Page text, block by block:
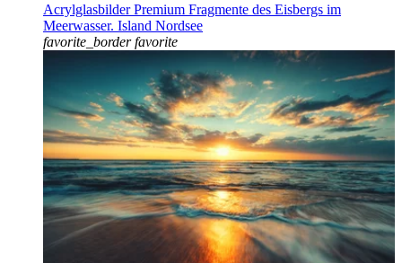
Acrylglasbilder Premium Fragmente des Eisbergs im
Meerwasser. Island Nordsee
favorite_border favorite